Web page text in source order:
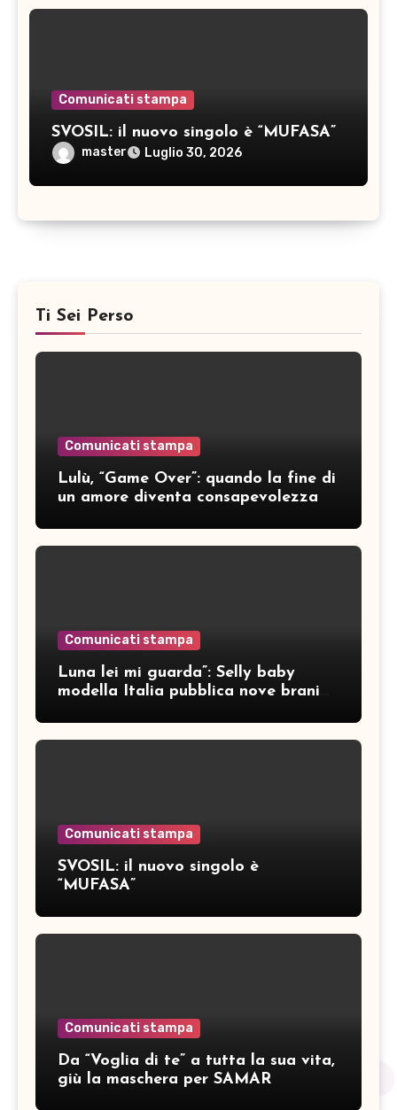
Comunicati stampa
SVOSIL: il nuovo singolo è “MUFASA”
master Luglio 30, 2026
Ti Sei Perso
Comunicati stampa
Lulù, “Game Over”: quando la fine di
un amore diventa consapevolezza
Comunicati stampa
Luna lei mi guarda”: Selly baby
modella Italia pubblica nove brani
Comunicati stampa
SVOSIL: il nuovo singolo è
“MUFASA”
Comunicati stampa
Da “Voglia di te” a tutta la sua vita,
giù la maschera per SAMAR